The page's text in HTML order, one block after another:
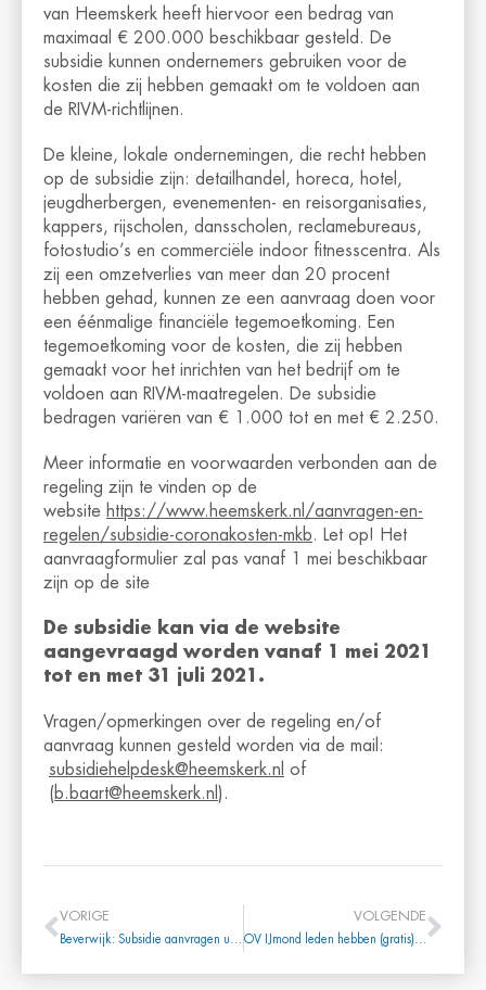
van Heemskerk heeft hiervoor een bedrag van
maximaal € 200.000 beschikbaar gesteld. De
subsidie kunnen ondernemers gebruiken voor de
kosten die zij hebben gemaakt om te voldoen aan
de RIVM-richtlijnen.
De kleine, lokale ondernemingen, die recht hebben
op de subsidie zijn: detailhandel, horeca, hotel,
jeugdherbergen, evenementen- en reisorganisaties,
kappers, rijscholen, dansscholen, reclamebureaus,
fotostudio’s en commerciële indoor fitnesscentra. Als
zij een omzetverlies van meer dan 20 procent
hebben gehad, kunnen ze een aanvraag doen voor
een éénmalige financiële tegemoetkoming. Een
tegemoetkoming voor de kosten, die zij hebben
gemaakt voor het inrichten van het bedrijf om te
voldoen aan RIVM-maatregelen. De subsidie
bedragen variëren van € 1.000 tot en met € 2.250.
Meer informatie en voorwaarden verbonden aan de
regeling zijn te vinden op de
website https://www.heemskerk.nl/aanvragen-en-
regelen/subsidie-coronakosten-mkb. Let op! Het
aanvraagformulier zal pas vanaf 1 mei beschikbaar
zijn op de site
De subsidie kan via de website
aangevraagd worden vanaf 1 mei 2021
tot en met 31 juli 2021.
Vragen/opmerkingen over de regeling en/of
aanvraag kunnen gesteld worden via de mail:
subsidiehelpdesk@heemskerk.nl of
(b.baart@heemskerk.nl ).
VORIGE VOLGENDE